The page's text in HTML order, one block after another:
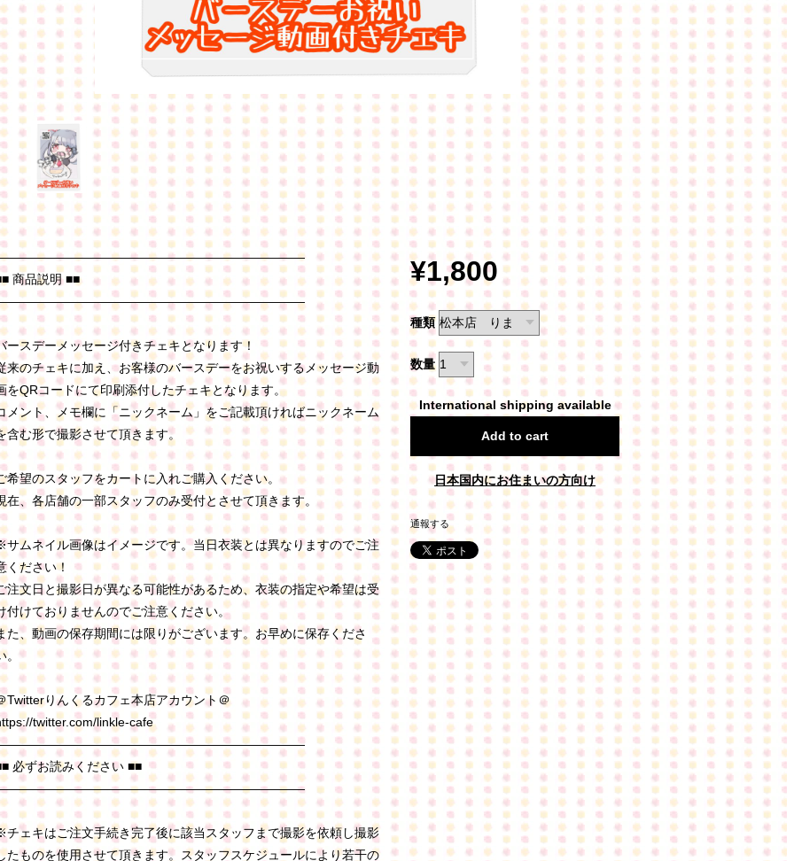
商品説明 ■■
ースデーメッセージ付きチェキとなります！
来のチェキに加え、お客様のバースデーをお祝いするメッセージ動
をQRコードにて印刷添付したチェキとなります。
メント、メモ欄に「ニックネーム」をご記載頂ければニックネーム
含む形で撮影させて頂きます。
希望のスタッフをカートに入れご購入ください。
在、各店舗の一部スタッフのみ受付とさせて頂きます。
ムネイル画像はイメージです。当日衣装とは異なりますのでご注
ください！
注文日と撮影日が異なる可能性があるため、衣装の指定や希望は受
付けておりませんのでご注意ください。
た、動画の保存期間には限りがございます。お早めに保存くださ
。
Twitterりんくるカフェ本店アカウント＠
twitter.com/linkle-cafe
必ずお読みください ■■
ェキはご注文手続き完了後に該当スタッフまで撮影を依頼し撮影
たものを使用させて頂きます。スタッフスケジュールにより若干の
¥1,800
種類
数量
International shipping available
Add to cart
日本国内にお住まいの方向け
通報する